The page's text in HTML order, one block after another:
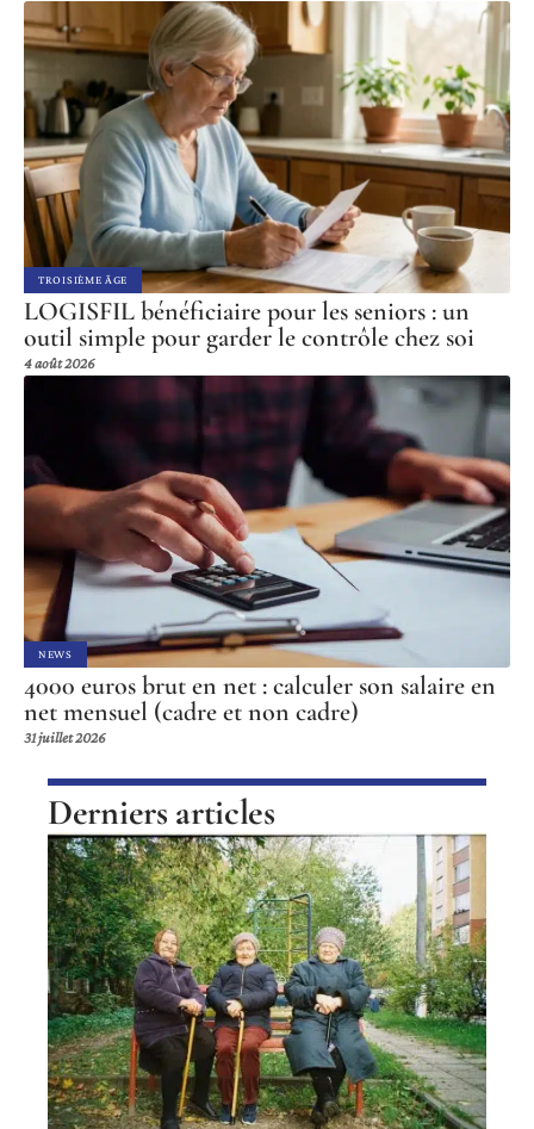
TROISIÈME ÂGE
LOGISFIL bénéficiaire pour les seniors : un
outil simple pour garder le contrôle chez soi
4 août 2026
NEWS
4000 euros brut en net : calculer son salaire en
net mensuel (cadre et non cadre)
31 juillet 2026
Derniers articles